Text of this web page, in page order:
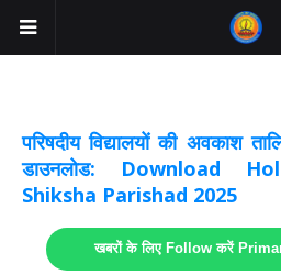
परिषदीय विद्यालयों की अवकाश
डाउनलोड: Download
Shiksha Parishad 2025
खबरों के लिए Follow करें